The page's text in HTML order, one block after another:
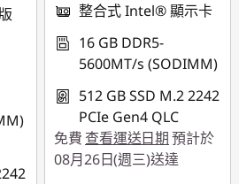
整合式 Intel® 顯示卡
16 GB DDR5-
5600MT/s (SODIMM)
512 GB SSD M.2 2242
PCIe Gen4 QLC
免費 查看運送日期預計於
08月26日(週三)送達